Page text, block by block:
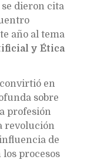
dieron cita
año al tema
y Ética
en
sobre
profesión
revolución
de
procesos